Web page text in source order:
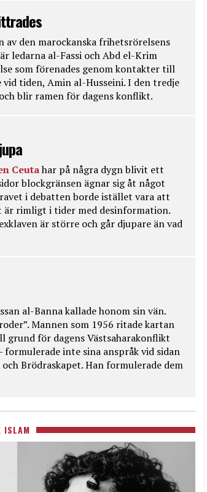
av den marockanska frihetsrörelsens
ledarna al-Fassi och Abd el-Krim
som förenades genom kontakter till
tiden, Amin al-Husseini. I den tredje
blir ramen för dagens konflikt.
Ceutahar på några dygn blivit ett
blockgränsen ägnar sig åt något
i debatten borde istället vara att
är rimligt i tider med desinformation.
är större och går djupare än vad
al-Banna kallade honom sin vän.
Mannen som 1956 ritade kartan
grund för dagens Västsaharakonflikt
formulerade inte sina anspråk vid sidan
Brödraskapet. Han formulerade dem
ISLAM